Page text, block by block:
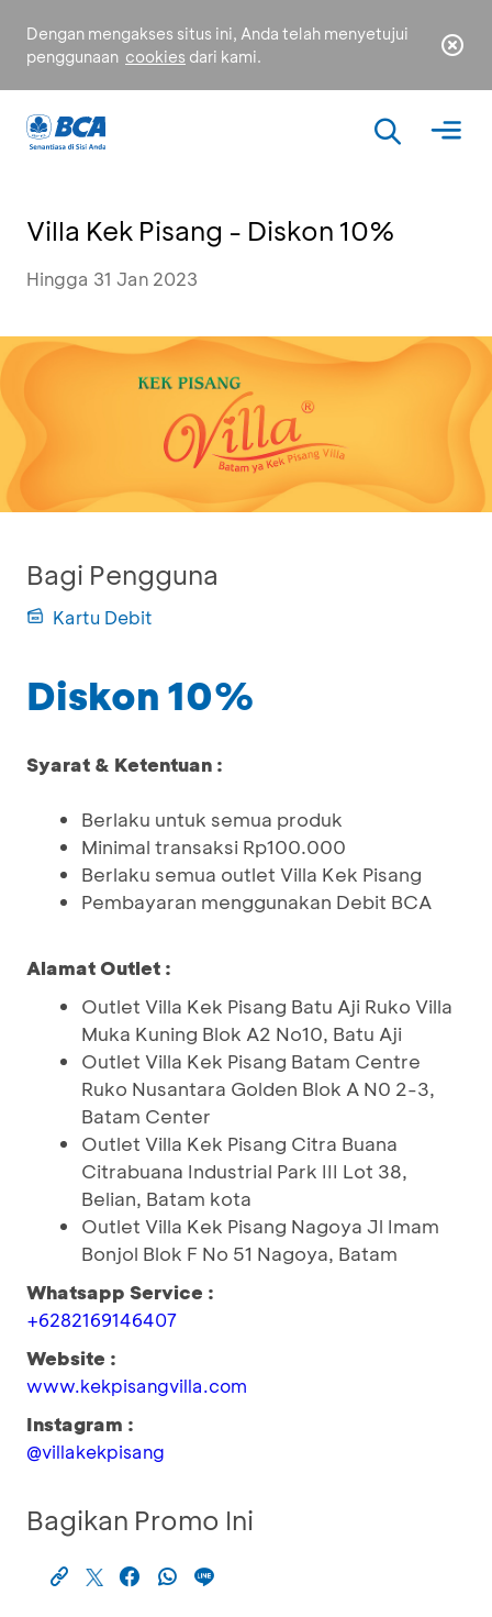
Dengan mengakses situs ini, Anda telah menyetujui
penggunaan cookies dari kami.
Villa Kek Pisang - Diskon 10%
Hingga 31 Jan 2023
Bagi Pengguna
Kartu Debit
Diskon 10%
Syarat & Ketentuan :
Berlaku untuk semua produk
Minimal transaksi Rp100.000
Berlaku semua outlet Villa Kek Pisang
Pembayaran menggunakan Debit BCA
Alamat Outlet :
Outlet Villa Kek Pisang Batu Aji Ruko Villa
Muka Kuning Blok A2 No10, Batu Aji
Outlet Villa Kek Pisang Batam Centre
Ruko Nusantara Golden Blok A N0 2-3,
Batam Center
Outlet Villa Kek Pisang Citra Buana
Citrabuana Industrial Park III Lot 38,
Belian, Batam kota
Outlet Villa Kek Pisang Nagoya Jl Imam
Bonjol Blok F No 51 Nagoya, Batam
Whatsapp Service :
+6282169146407
Website :
www.kekpisangvilla.com
Instagram :
@villakekpisang
Bagikan Promo Ini